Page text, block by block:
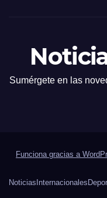
Sumérgete en las
Funciona gracias a
Noticias Internacionales